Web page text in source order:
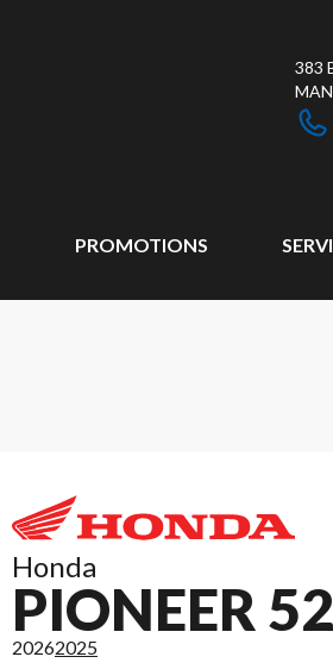
383
PROMOTIONS
Honda
PIONEER
20262025